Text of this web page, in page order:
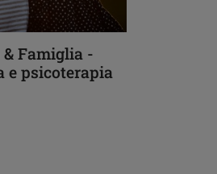
& Famiglia -
e psicoterapia